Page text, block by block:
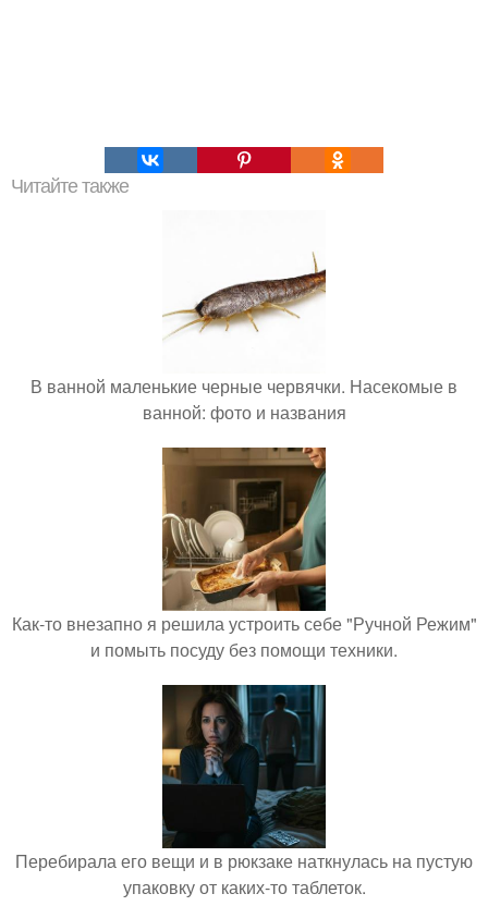
Читайте также
В ванной маленькие черные червячки. Насекомые в
ванной: фото и названия
Как-то внезапно я решила устроить себе "Ручной Режим"
и помыть посуду без помощи техники.
Перебирала его вещи и в рюкзаке наткнулась на пустую
упаковку от каких-то таблеток.